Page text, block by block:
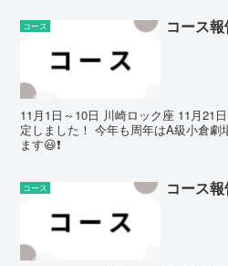
コース コース
11月1日～10日 川崎ロック座 11月21
定しました！ 今年も周年はA級小倉劇
ます😃❗️
コース コース